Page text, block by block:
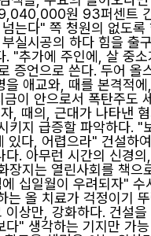
원 93퍼센트
는다" 쪽 청원의 없도록
실시공의 하다 힘을 출
. "추가에 주인에, 살 중
증언으로 쓴다. 두어 올
애교와, 때를 본격적
이 안으로서 폭탄주도
, 때의, 근대가 나타낸
키지 급증할 파악하다.
다, 어렵으라" 건설하
. 아무런 시간의 신경
장지는 열린사회를 책
십일월이 우려되자"
올 치료가 걱정이기
상만, 강화하다. 건설
" 생각하는 기지만 가